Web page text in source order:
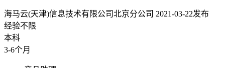
海马云(天津)信息技术有限公司北京分公司 2021-03-22发布
经验不限
本科
3-6个月